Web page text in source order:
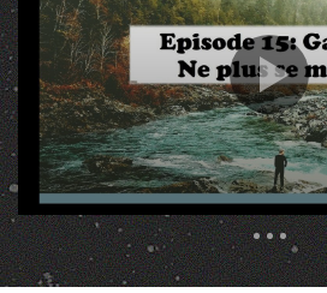
384 Views
18
1 2 3 4